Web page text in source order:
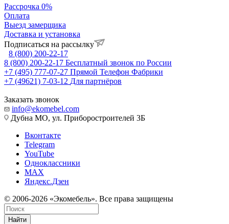
Рассрочка 0%
Оплата
Выезд замерщика
Доставка и установка
Подписаться на рассылку
8 (800) 200-22-17
8 (800) 200-22-17 Бесплатный звонок по России
+7 (495) 777-07-27 Прямой Телефон Фабрики
+7 (49621) 7-03-12 Для партнёров
Заказать звонок
info@ekomebel.com
Дубна МО, ул. Приборостроителей 3Б
Вконтакте
Telegram
YouTube
Одноклассники
MAX
Яндекс.Дзен
© 2006-2026 «Экомебель». Все права защищены
Найти